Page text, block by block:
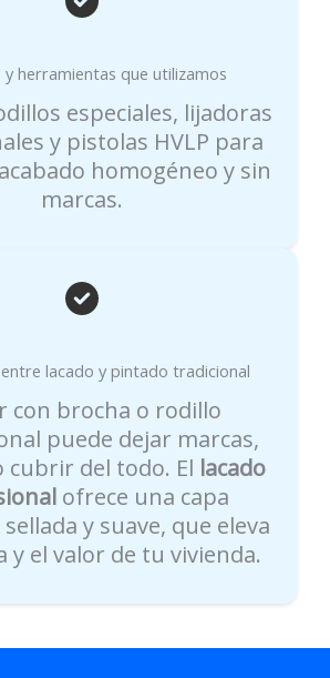
y herramientas que utilizamos
especiales, lijadoras
y pistolas HVLP para
homogéneo y sin
marcas.
lacado y pintado tradicional
con brocha o rodillo
puede dejar marcas,
cubrir del todo. El lacado
ofrece una capa
y suave, que eleva
y el valor de tu vivienda.